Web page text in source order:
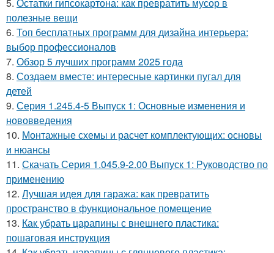
5. Остатки гипсокартона: как превратить мусор в
полезные вещи
6. Топ бесплатных программ для дизайна интерьера:
выбор профессионалов
7. Обзор 5 лучших программ 2025 года
8. Создаем вместе: интересные картинки пугал для
детей
9. Серия 1.245.4-5 Выпуск 1: Основные изменения и
нововведения
10. Монтажные схемы и расчет комплектующих: основы
и нюансы
11. Скачать Серия 1.045.9-2.00 Выпуск 1: Руководство по
применению
12. Лучшая идея для гаража: как превратить
пространство в функциональное помещение
13. Как убрать царапины с внешнего пластика:
пошаговая инструкция